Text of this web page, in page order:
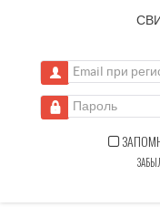
Email при
Пароль